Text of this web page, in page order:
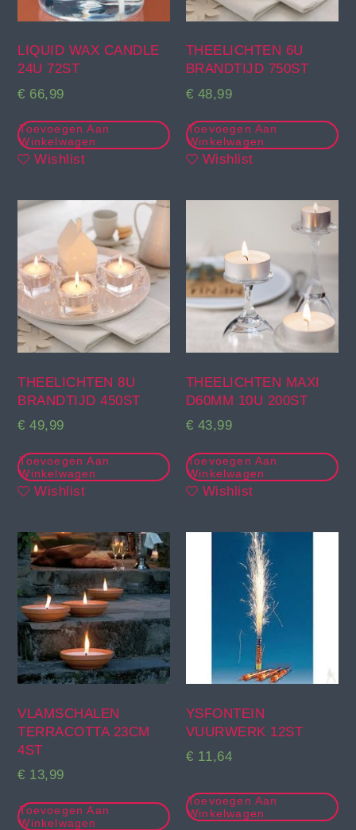
LIQUID WAX CANDLE
24U 72ST
€ 66,99
Toevoegen Aan
Winkelwagen
Wishlist
THEELICHTEN 6U
BRANDTIJD 750ST
€ 48,99
Toevoegen Aan
Winkelwagen
Wishlist
THEELICHTEN 8U
BRANDTIJD 450ST
€ 49,99
Toevoegen Aan
Winkelwagen
Wishlist
THEELICHTEN MAXI
D60MM 10U 200ST
€ 43,99
Toevoegen Aan
Winkelwagen
Wishlist
VLAMSCHALEN
TERRACOTTA 23CM
4ST
€ 13,99
Toevoegen Aan
Winkelwagen
YSFONTEIN
VUURWERK 12ST
€ 11,64
Toevoegen Aan
Winkelwagen